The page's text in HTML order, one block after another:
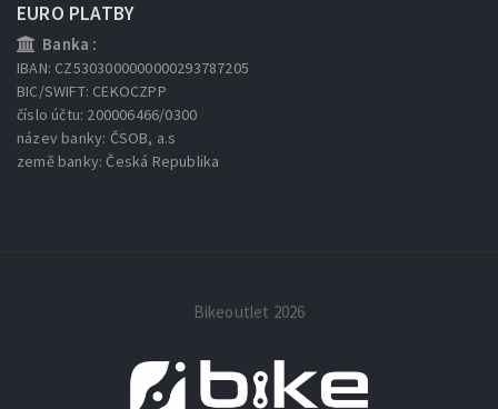
EURO PLATBY
Banka :
IBAN: CZ5303000000000293787205
BIC/SWIFT: CEKOCZPP
číslo účtu: 200006466/0300
název banky: ČSOB, a.s
země banky: Česká Republika
Bikeoutlet 2026